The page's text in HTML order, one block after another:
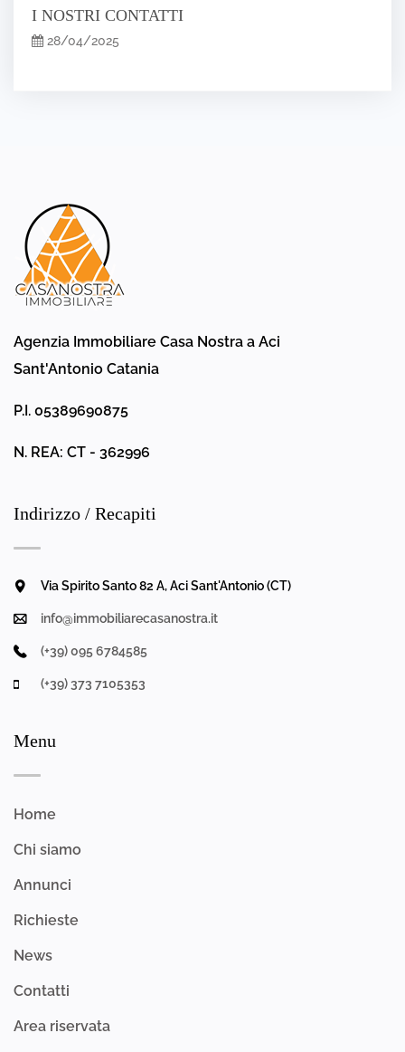
I NOSTRI CONTATTI
28/04/2025
Agenzia Immobiliare Casa Nostra a Aci
Sant'Antonio Catania
P.I. 05389690875
N. REA: CT - 362996
Indirizzo / Recapiti
Via Spirito Santo 82 A, Aci Sant'Antonio (CT)
info@immobiliarecasanostra.it
(+39) 095 6784585
(+39) 373 7105353
Menu
Home
Chi siamo
Annunci
Richieste
News
Contatti
Area riservata